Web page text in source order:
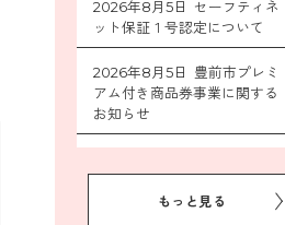
2026年8月5日 セーフティネ
ット保証１号認定について
2026年8月5日 豊前市プレミ
アム付き商品券事業に関する
お知らせ
ン作戦参加者募集
もっと見る